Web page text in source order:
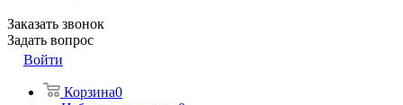
Заказать звонок
Задать вопрос
Войти
Корзина0